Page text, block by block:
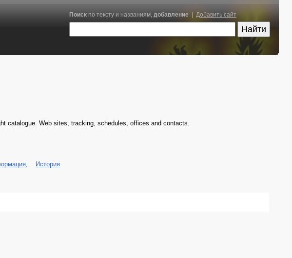
Поискпо тексту и названиям, добавление| Добавить сайт
catalogue. Web sites, tracking, schedules, offices and contacts.
,
История